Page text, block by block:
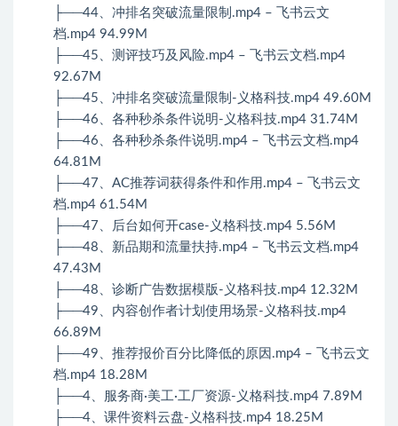
├──44、冲排名突破流量限制.mp4 – 飞书云文
档.mp4 94.99M
├──45、测评技巧及风险.mp4 – 飞书云文档.mp4
92.67M
├──45、冲排名突破流量限制-义格科技.mp4 49.60M
├──46、各种秒杀条件说明-义格科技.mp4 31.74M
├──46、各种秒杀条件说明.mp4 – 飞书云文档.mp4
64.81M
├──47、AC推荐词获得条件和作用.mp4 – 飞书云文
档.mp4 61.54M
├──47、后台如何开case-义格科技.mp4 5.56M
├──48、新品期和流量扶持.mp4 – 飞书云文档.mp4
47.43M
├──48、诊断广告数据模版-义格科技.mp4 12.32M
├──49、内容创作者计划使用场景-义格科技.mp4
66.89M
├──49、推荐报价百分比降低的原因.mp4 – 飞书云文
档.mp4 18.28M
├──4、服务商·美工·工厂资源-义格科技.mp4 7.89M
├──4、课件资料云盘-义格科技.mp4 18.25M